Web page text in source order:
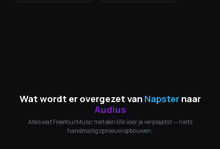
Wat wordt er overgezet vanNapsternaar
Audius
Alles wat FreeYourMusic met één klik voor je verplaatst — niets
handmatig opnieuw opbouwen.